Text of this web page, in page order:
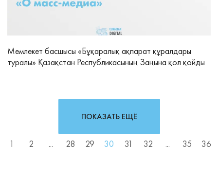
Мемлекет басшысы «Бұқаралық ақпарат құралдары
туралы» Қазақстан Республикасының Заңына қол қойды
1 2 ... 28 29 30 31 32 ... 35 36
ПОКАЗАТЬ ЕЩЁ